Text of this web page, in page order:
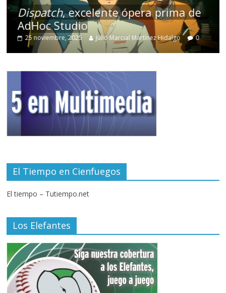
Dispatch, excelente ópera prima de
AdHoc Studio
25 noviembre, 2025 Julio Marcial Martínez Hidalgo 0
El Tiempo en Cienfuegos
El tiempo – Tutiempo.net
Los Elefantes